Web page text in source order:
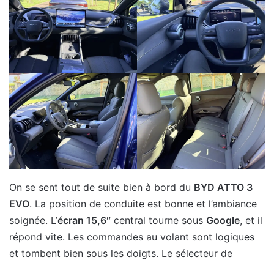
On se sent tout de suite bien à bord du BYD ATTO 3
EVO. La position de conduite est bonne et l’ambiance
soignée. L’écran 15,6″ central tourne sous Google, et il
répond vite. Les commandes au volant sont logiques
et tombent bien sous les doigts. Le sélecteur de